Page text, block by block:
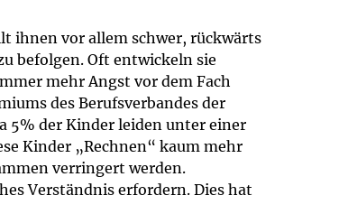
ihnen vor allem schwer, rückwärts
befolgen. Oft entwickeln sie
mehr Angst vor dem Fach
des Berufsverbandes der
5% der Kinder leiden unter einer
Kinder „Rechnen“ kaum mehr
verringert werden.
Verständnis erfordern. Dies hat